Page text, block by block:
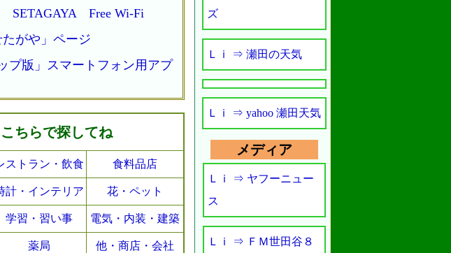
ズ
Ｌｉ ⇒ 瀬田の天気
Ｌｉ ⇒ yahoo 瀬田天気
メディア
Ｌｉ ⇒ ヤフーニュー
ス
Ｌｉ ⇒ ＦＭ世田谷８
SETAGAYA Free Wi-Fi
がや」ページ
版」スマートフォン用アプ
ちらで探してね
ストラン・飲食 食料品店
計・インテリア 花・ペット
学習・習い事 電気・内装・建築
薬局 他・商店・会社